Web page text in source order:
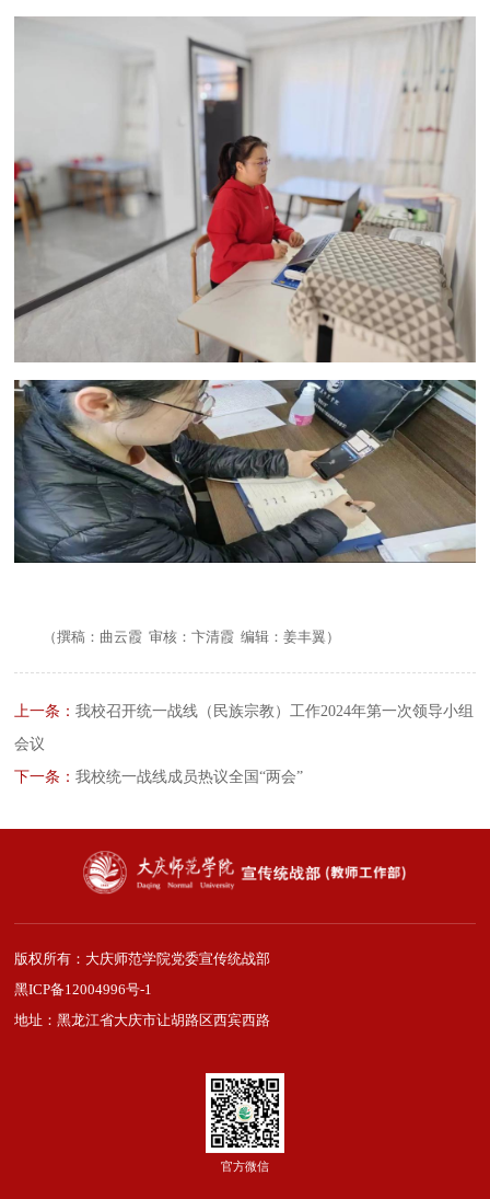
（撰稿：曲云霞 审核：卞清霞 编辑：姜丰翼）
上一条：我校召开统一战线（民族宗教）工作2024年第一次领导小组
会议
下一条：我校统一战线成员热议全国“两会”
版权所有：大庆师范学院党委宣传统战部
黑ICP备12004996号-1
地址：黑龙江省大庆市让胡路区西宾西路
官方微信